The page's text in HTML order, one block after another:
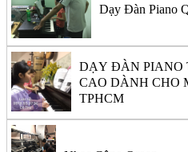
Dạy Đàn Piano
DẠY ĐÀN PIANO
CAO DÀNH CHO
TPHCM